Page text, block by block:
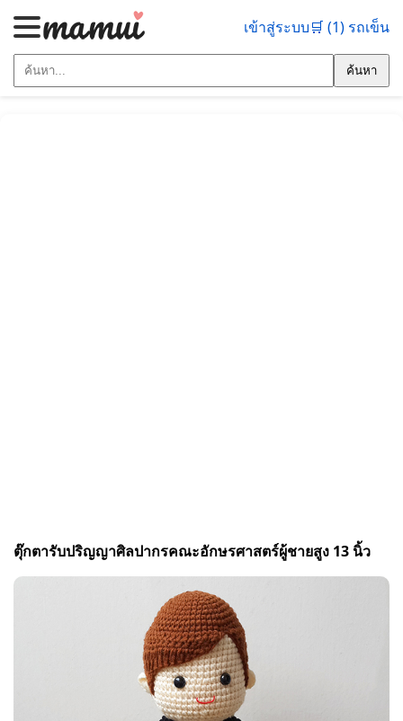
เข้าสู่ระบบ🛒 (1) รถเข็น
ค้นหา
ตุ๊กตารับปริญญาศิลปากรคณะอักษรศาสตร์ผู้ชายสูง 13 นิ้ว